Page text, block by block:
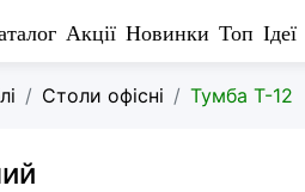
Акції Новинки Топ Ідеї
Столи офісні Тумба Т-12